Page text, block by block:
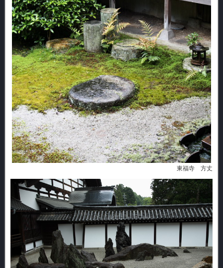
東福寺 方丈